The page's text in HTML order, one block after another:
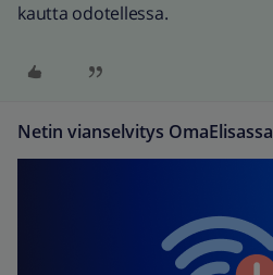
kautta odotellessa.
Netin vianselvitys OmaElisassa